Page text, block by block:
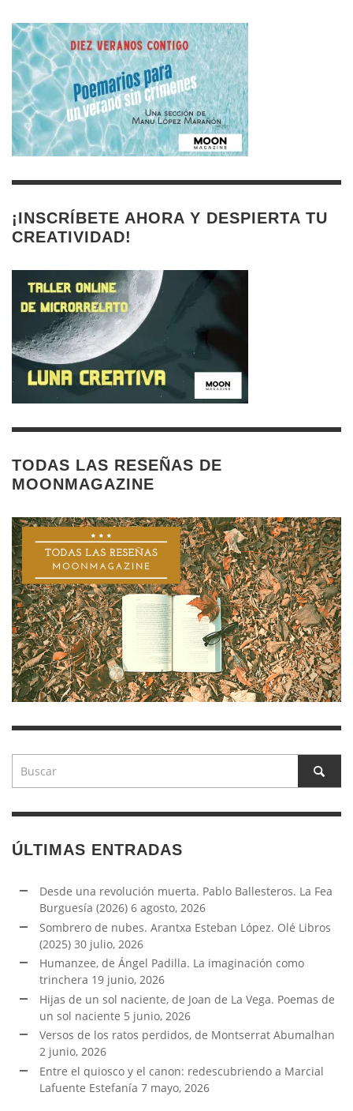
¡INSCRÍBETE AHORA Y DESPIERTA TU
CREATIVIDAD!
TODAS LAS RESEÑAS DE
MOONMAGAZINE
ÚLTIMAS ENTRADAS
Desde una revolución muerta. Pablo Ballesteros. La Fea
Burguesía (2026) 6 agosto, 2026
Sombrero de nubes. Arantxa Esteban López. Olé Libros
(2025) 30 julio, 2026
Humanzee, de Ángel Padilla. La imaginación como
trinchera 19 junio, 2026
Hijas de un sol naciente, de Joan de La Vega. Poemas de
un sol naciente 5 junio, 2026
Versos de los ratos perdidos, de Montserrat Abumalhan
2 junio, 2026
Entre el quiosco y el canon: redescubriendo a Marcial
Lafuente Estefanía 7 mayo, 2026